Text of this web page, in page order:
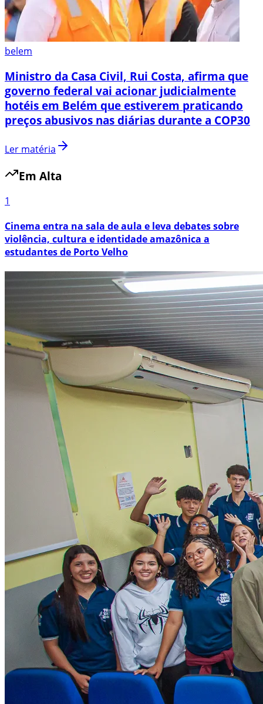
belem
Ministro da Casa Civil, Rui Costa, afirma que
governo federal vai acionar judicialmente
hotéis em Belém que estiverem praticando
preços abusivos nas diárias durante a COP30
Ler matéria
Em Alta
1
Cinema entra na sala de aula e leva debates sobre
violência, cultura e identidade amazônica a
estudantes de Porto Velho